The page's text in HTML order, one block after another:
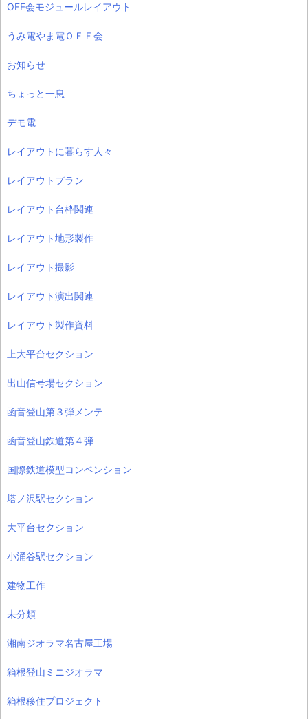
OFF会モジュールレイアウト
うみ電やま電ＯＦＦ会
お知らせ
ちょっと一息
デモ電
レイアウトに暮らす人々
レイアウトプラン
レイアウト台枠関連
レイアウト地形製作
レイアウト撮影
レイアウト演出関連
レイアウト製作資料
上大平台セクション
出山信号場セクション
函音登山第３弾メンテ
函音登山鉄道第４弾
国際鉄道模型コンベンション
塔ノ沢駅セクション
大平台セクション
小涌谷駅セクション
建物工作
未分類
湘南ジオラマ名古屋工場
箱根登山ミニジオラマ
箱根移住プロジェクト